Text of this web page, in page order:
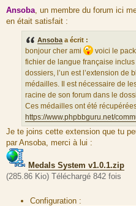
m
e
s
s
a
g
e
Ansoba , un membre du forum ici
en était satisfait :
Ansoba a écrit :
bonjour cher ami
voici le
fichier de langue française
dossiers, l’un est l’extension de
médailles. Il est nécessaire de
racine de son forum dans le
Ces médailles ont été
https://www.phpbbguru.net/
Je te joins cette extension que tu
par Ansoba, merci à lui :
Medals System v1.0.1.zip
(285.86 Kio) Téléchargé 842 fois
Configuration :